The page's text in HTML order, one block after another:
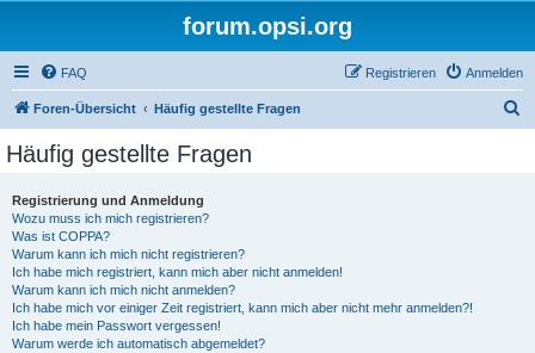
forum.opsi.org
FAQ Anmelden
Registrieren
Foren-Übersicht Häufig gestellte Fragen
Häufig gestellte Fragen
Registrierung und Anmeldung
Wozu muss ich mich registrieren?
Was ist COPPA?
Warum kann ich mich nicht registrieren?
Ich habe mich registriert, kann mich aber nicht anmelden!
Warum kann ich mich nicht anmelden?
Ich habe mich vor einiger Zeit registriert, kann mich aber nicht mehr anmelden?!
Ich habe mein Passwort vergessen!
Warum werde ich automatisch abgemeldet?